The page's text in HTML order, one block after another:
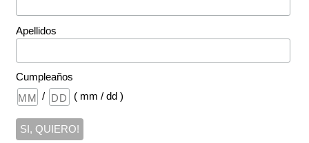
Apellidos
Cumpleaños
/
( mm / dd )